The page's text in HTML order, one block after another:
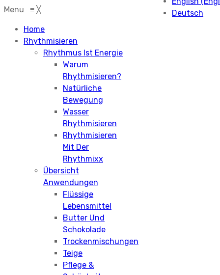
Menu ≡ ╳
Home
Rhythmisieren
Rhythmus Ist Energie
Warum
Rhythmisieren?
Natürliche
Bewegung
Wasser
Rhythmisieren
Rhythmisieren
Mit Der
Rhythmixx
Übersicht
Anwendungen
Flüssige
Lebensmittel
Butter Und
Schokolade
Trockenmischungen
Teige
Pflege &
Deutsch